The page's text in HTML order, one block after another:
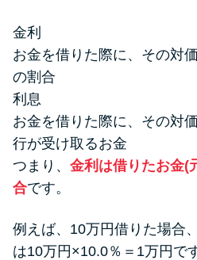
金利
お金を借りた際に、その対
の割合
利息
お金を借りた際に、その対
行が受け取るお金
つまり、 金利は借りたお金(
合です。
例えば、10万円借りた場合
は10万円×10.0％＝1万円で